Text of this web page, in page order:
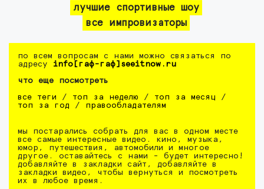
лучшие спортивные шоу
все импровизаторы
по всем вопросам с нами можно связаться по
адресу info[гаф-гаф]seeitnow.ru
что еще посмотреть
все теги / топ за неделю / топ за месяц /
топ за год / правообладателям
мы постарались собрать для вас в одном месте
все самые интересные видео. кино, музыка,
юмор, путешествия, автомобили и многое
другое. оставайтесь с нами - будет интересно!
добавляйте в закладки сайт, добавляйте в
закладки видео, чтобы вернуться и посмотреть
их в любое время.